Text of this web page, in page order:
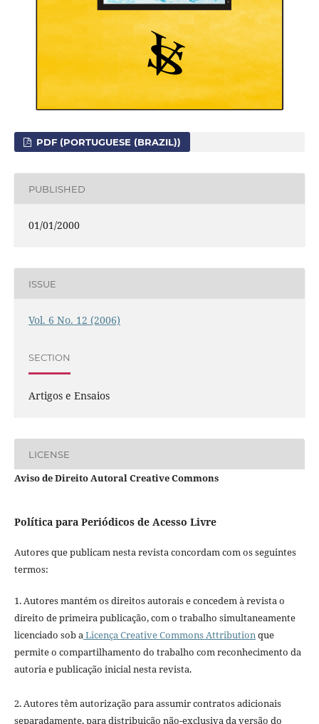
PDF (PORTUGUESE (BRAZIL))
PUBLISHED
01/01/2000
ISSUE
Vol. 6 No. 12 (2006)
SECTION
Artigos e Ensaios
LICENSE
Aviso de Direito Autoral Creative Commons
Política para Periódicos de Acesso Livre
Autores que publicam nesta revista concordam com os seguintes
termos:
1. Autores mantém os direitos autorais e concedem à revista o
direito de primeira publicação, com o trabalho simultaneamente
licenciado sob aLicença Creative Commons Attributionque
permite o compartilhamento do trabalho com reconhecimento da
autoria e publicação inicial nesta revista.
2. Autores têm autorização para assumir contratos adicionais
separadamente, para distribuição não-exclusiva da versão do